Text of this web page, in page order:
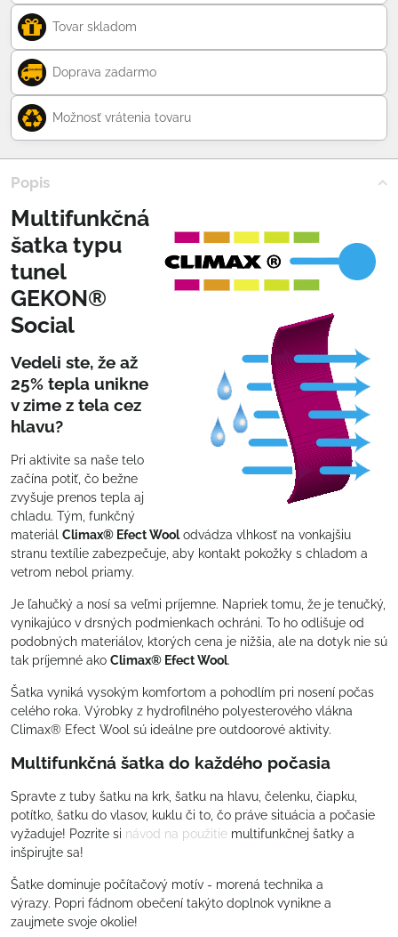
Tovar skladom
Doprava zadarmo
Možnosť vrátenia tovaru
Popis
Multifunkčná
šatka typu
tunel
GEKON®
Social
Vedeli ste, že až
25% tepla unikne
v zime z tela cez
hlavu?
Pri aktivite sa naše telo
začína potiť, čo bežne
zvyšuje prenos tepla aj
chladu. Tým, funkčný
materiál Climax® Efect Woolodvádza vlhkosť na vonkajšiu
stranu textílie zabezpečuje, aby kontakt pokožky s chladom a
vetrom nebol priamy.
Je ľahučký a nosí sa veľmi príjemne. Napriek tomu, že je tenučký,
vynikajúco v drsných podmienkach ochráni. To ho odlišuje od
podobných materiálov, ktorých cena je nižšia, ale na dotyk nie sú
tak príjemné ako Climax® Efect Wool.
Šatka vyniká vysokým komfortom a pohodlím pri nosení počas
celého roka. Výrobky z hydrofilného polyesterového vlákna
Climax® Efect Wool sú ideálne pre outdoorové aktivity.
Multifunkčná šatka do každého počasia
Spravte z tuby šatku na krk, šatku na hlavu, čelenku, čiapku,
potítko, šatku do vlasov, kuklu či to, čo práve situácia a počasie
vyžaduje! Pozrite si návod na použitie multifunkčnej šatky a
inšpirujte sa!
Šatke dominuje počítačový motív - morená technika a
výrazy. Popri fádnom obečení takýto doplnok vynikne a
zaujmete svoje okolie!